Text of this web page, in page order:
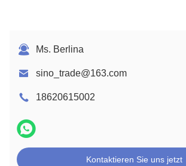
Ms. Berlina
sino_trade@163.com
18620615002
Kontaktieren Sie uns jetzt